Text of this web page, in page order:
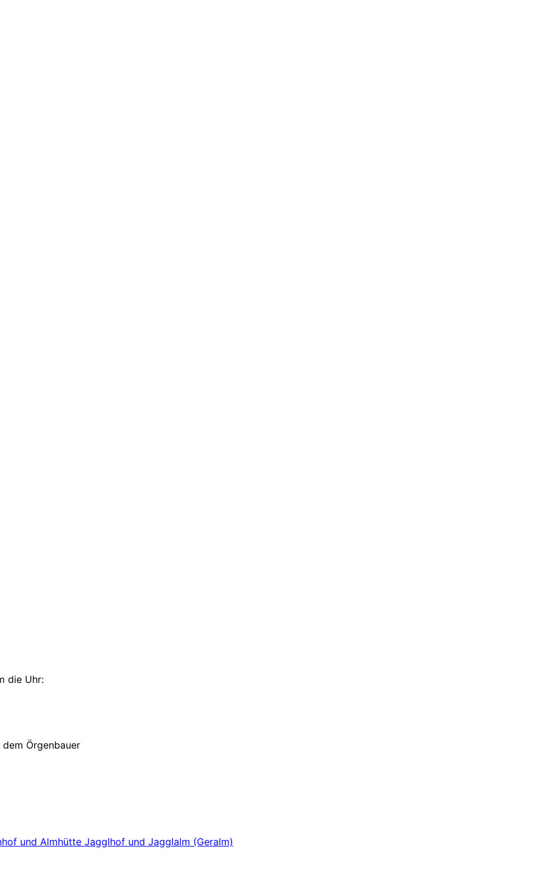
die Uhr:
Örgenbauer
und Almhütte Jagglhof und Jagglalm (Geralm)